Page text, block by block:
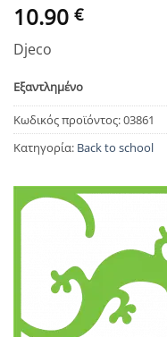
10.90 €
Djeco
Εξαντλημένο
Κωδικός προϊόντος:03861
Κατηγορία: Back to school